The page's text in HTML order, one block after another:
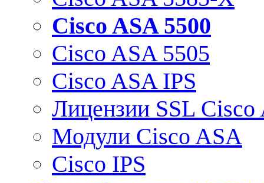
Cisco ASA 5500
Cisco ASA 5505
Cisco ASA IPS
Лицензии SSL Cisco
Модули Cisco ASA
Cisco IPS